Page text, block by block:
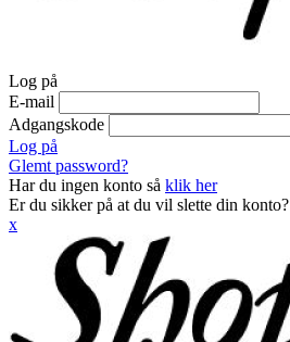
Log på
E-mail
Adgangskode
Log på
Glemt password?
Har du ingen konto så klik her
Er du sikker på at du vil slette din konto?
x